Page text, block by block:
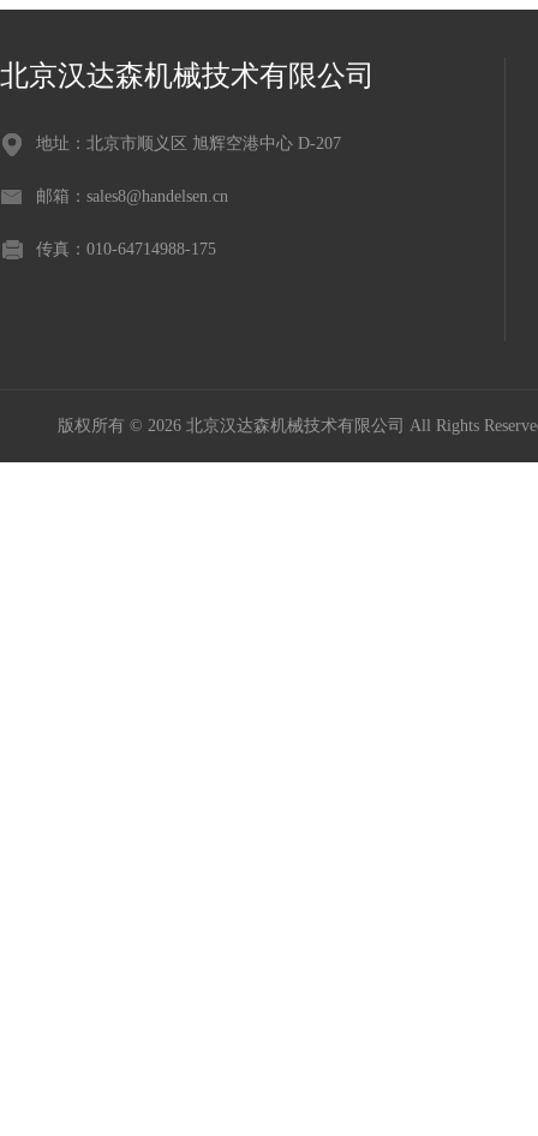
北京汉达森机械技术有限公司
地址：北京市顺义区 旭辉空港中心 D-207
邮箱：sales8@handelsen.cn
传真：010-64714988-175
版权所有 © 2026 北京汉达森机械技术有限公司 All Rights